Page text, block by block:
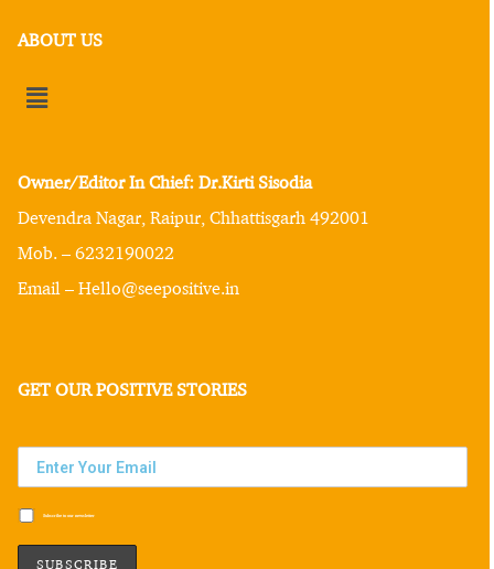
ABOUT US
Owner/Editor In Chief: Dr.Kirti Sisodia
Devendra Nagar, Raipur, Chhattisgarh 492001
Mob. – 6232190022
Email – Hello@seepositive.in
GET OUR POSITIVE STORIES
Subscribe to our newsletter